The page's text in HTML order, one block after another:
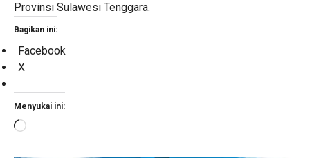
Provinsi Sulawesi Tenggara.
Bagikan ini:
Facebook
X
Menyukai ini:
Memuat...